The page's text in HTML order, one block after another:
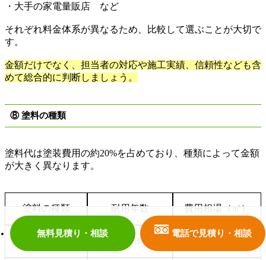
無料見積り・相談 電話で見積り・相談
・大手の家電量販店 など
それぞれ料金体系が異なるため、比較して選ぶことが大切で
す。
金額だけでなく、担当者の対応や施工実績、信頼性なども含
めて総合的に判断しましょう。
⑧ 塗料の種類
塗料代は塗装費用の約20%を占めており、種類によって金額
が大きく異なります。
塗料の種類 耐用年数 費用相場（㎡）
アクリル ～8年 1,000～ 1,800円